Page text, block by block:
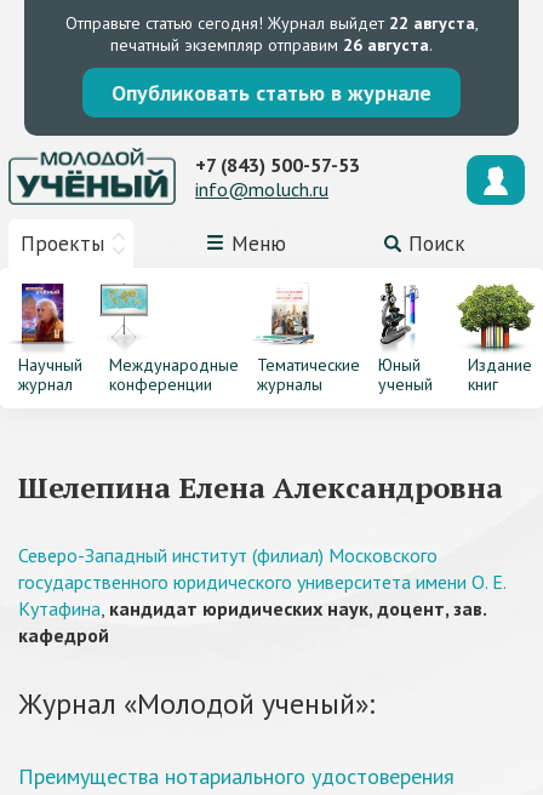
Отправьте статью сегодня! Журнал выйдет 22 августа,
печатный экземпляр отправим 26 августа.
Опубликовать статью в журнале
Проекты Меню Поиск
+7 (843) 500-57-53
info@moluch.ru
Научный
журнал
Международные
конференции
Тематические
журналы
Юный
ученый
Издание
книг
Шелепина Елена Александровна
Северо-Западный институт (филиал) Московского
государственного юридического университета имени О. Е.
Кутафина, кандидат юридических наук, доцент, зав.
кафедрой
Журнал «Молодой ученый»:
Преимущества нотариального удостоверения